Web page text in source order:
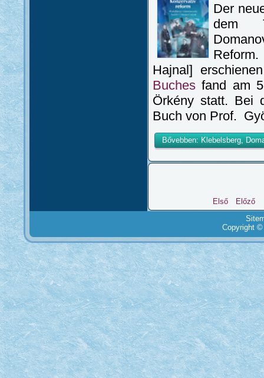
Der
dem
Hajnal]
Buches fand am
Örkény statt. Bei
Buch von Prof.
Bővebben: Klebelsberg,
Első
Előző
Copyright ©